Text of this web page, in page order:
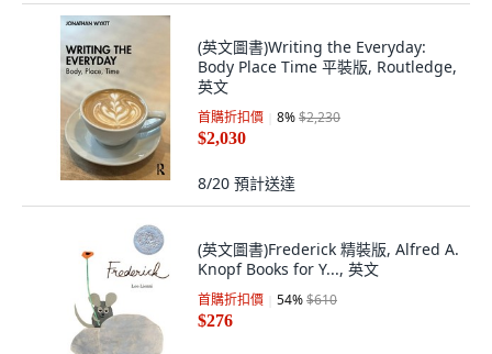
(英文圖書)Writing the Everyday:
Body Place Time 平裝版, Routledge,
英文
首購折扣價 8%$2,230
$2,030
8/20 預計送達
(英文圖書)Frederick 精裝版, Alfred A.
Knopf Books for Y..., 英文
首購折扣價 54%$610
$276